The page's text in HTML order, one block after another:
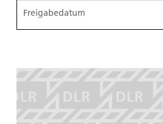
Freigabedatum